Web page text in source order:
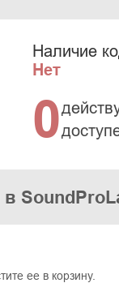
Наличие
Нет
0
ее в корзину.